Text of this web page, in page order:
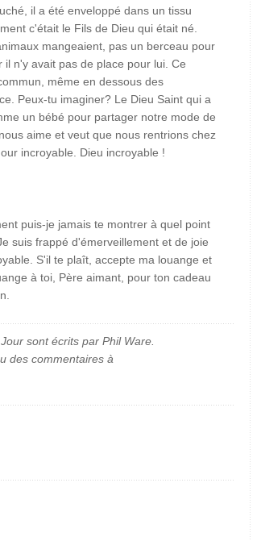
il a été enveloppé dans un tissu
c'était le Fils de Dieu qui était né.
mangeaient, pas un berceau pour
n'y avait pas de place pour lui. Ce
même en dessous des
Peux-tu imaginer? Le Dieu Saint qui a
un bébé pour partager notre mode de
aime et veut que nous rentrions chez
incroyable. Dieu incroyable !
puis-je jamais te montrer à quel point
suis frappé d'émerveillement et de joie
S'il te plaît, accepte ma louange et
à toi, Père aimant, pour ton cadeau
sont écrits par Phil Ware.
des commentaires à